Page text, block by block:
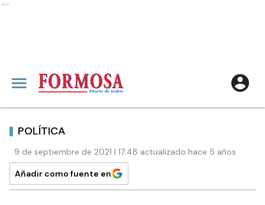
Ads
POLÍTICA
9 de septiembre de 2021 | 17:48 actualizado hace 5 años
Añadir como fuente en